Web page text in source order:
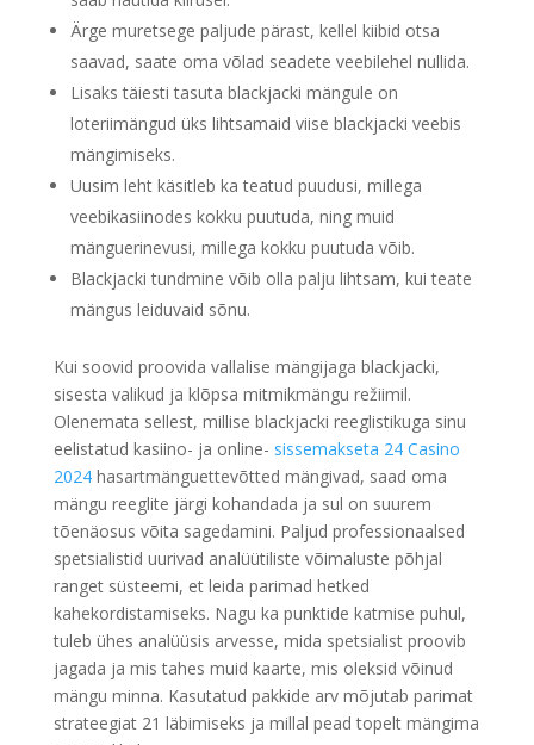
Ärge muretsege paljude pärast, kellel kiibid otsa
saavad, saate oma võlad seadete veebilehel nullida.
Lisaks täiesti tasuta blackjacki mängule on
loteriimängud üks lihtsamaid viise blackjacki veebis
mängimiseks.
Uusim leht käsitleb ka teatud puudusi, millega
veebikasiinodes kokku puutuda, ning muid
mänguerinevusi, millega kokku puutuda võib.
Blackjacki tundmine võib olla palju lihtsam, kui teate
mängus leiduvaid sõnu.
Kui soovid proovida vallalise mängijaga blackjacki,
sisesta valikud ja klõpsa mitmikmängu režiimil.
Olenemata sellest, millise blackjacki reeglistikuga sinu
eelistatud kasiino- ja online- sissemakseta 24 Casino
2024hasartmänguettevõtted mängivad, saad oma
mängu reeglite järgi kohandada ja sul on suurem
tõenäosus võita sagedamini. Paljud professionaalsed
spetsialistid uurivad analüütiliste võimaluste põhjal
ranget süsteemi, et leida parimad hetked
kahekordistamiseks. Nagu ka punktide katmise puhul,
tuleb ühes analüüsis arvesse, mida spetsialist proovib
jagada ja mis tahes muid kaarte, mis oleksid võinud
mängu minna. Kasutatud pakkide arv mõjutab parimat
strateegiat 21 läbimiseks ja millal pead topelt mängima